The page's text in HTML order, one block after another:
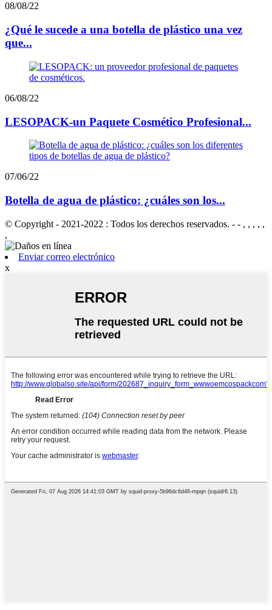
08/08/22
¿Qué le sucede a una botella de plástico una vez
que...
06/08/22
LESOPACK-un Paquete Cosmético Profesional...
07/06/22
Botella de agua de plástico: ¿cuáles son los...
© Copyright - 2021-2022 : Todos los derechos reservados. - - , , , , ,
,
Enviar correo electrónico
x